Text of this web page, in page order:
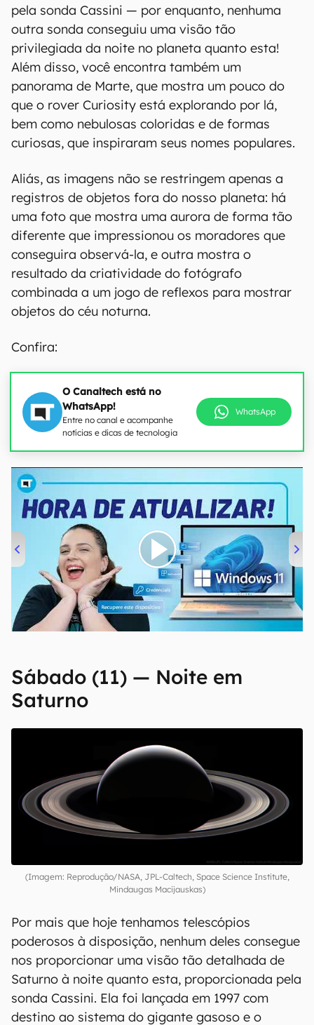
pela sonda Cassini — por enquanto, nenhuma
outra sonda conseguiu uma visão tão
privilegiada da noite no planeta quanto esta!
Além disso, você encontra também um
panorama de Marte, que mostra um pouco do
que o rover Curiosity está explorando por lá,
bem como nebulosas coloridas e de formas
curiosas, que inspiraram seus nomes populares.
Aliás, as imagens não se restringem apenas a
registros de objetos fora do nosso planeta: há
uma foto que mostra uma aurora de forma tão
diferente que impressionou os moradores que
conseguira observá-la, e outra mostra o
resultado da criatividade do fotógrafo
combinada a um jogo de reflexos para mostrar
objetos do céu noturna.
Confira:
O Canaltech está no
WhatsApp!
Entre no canal e acompanhe
notícias e dicas de tecnologia
WhatsApp
00:00 04:52
Sábado (11) — Noite em
Saturno
(Imagem: Reprodução/NASA, JPL-Caltech, Space Science Institute,
Mindaugas Macijauskas)
Por mais que hoje tenhamos telescópios
poderosos à disposição, nenhum deles consegue
nos proporcionar uma visão tão detalhada de
Saturno à noite quanto esta, proporcionada pela
sonda Cassini. Ela foi lançada em 1997 com
destino ao sistema do gigante gasoso e o